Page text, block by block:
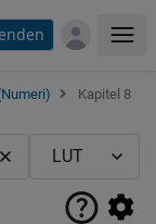
Kapitel 8